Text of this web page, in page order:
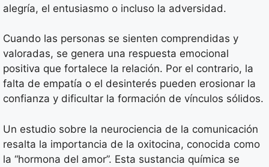
alegría, el entusiasmo o incluso la adversidad.
Cuando las personas se sienten comprendidas y
valoradas, se genera una respuesta emocional
positiva que fortalece la relación. Por el contrario, la
falta de empatía o el desinterés pueden erosionar la
confianza y dificultar la formación de vínculos sólidos.
Un estudio sobre la neurociencia de la comunicación
resalta la importancia de la oxitocina, conocida como
la “hormona del amor”. Esta sustancia química se